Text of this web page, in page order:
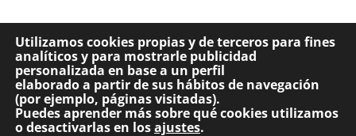
Website propiedad del Consejo General de Colegios de Terapeutas Ocupacionales de
España. –Visita nuestro aviso legal Desarrollado por
Utilizamos cookies propias y de terceros para fines
analíticos y para mostrarle publicidad
personalizada en base a un perfil
elaborado a partir de sus hábitos de navegación
(por ejemplo, páginas visitadas).
Puedes aprender más sobre qué cookies utilizamos
o desactivarlas en losajustes.